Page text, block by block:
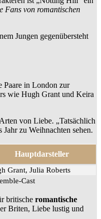
Fans von romantischen
Jungen gegenübersteht
Paare in London zur
wie Hugh Grant und Keira
von Liebe. „Tatsächlich
Jahr zu Weihnachten sehen.
Hauptdarsteller
Grant, Julia Roberts
Cast
britische romantische
Briten, Liebe lustig und